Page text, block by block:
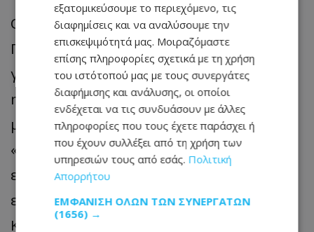
Ο κ. Καραβίας ανέφερε επίσης ότι την
Πέμπτη ο Όμιλος θα εγκαινιάσει τα
γραφεία του στο Μουμπάι, ώστε να γίνει
η πρώτη ελληνική και κυπριακή τράπεζα
με φυσική παρουσία στην Ινδία.
«Ελπίζουμε ότι μέσω αυτού θα
ενισχύσουμε τις ροές εμπορίου και
επενδύσεων μεταξύ των δύο περιοχών.
Και θα θέλαμε να προωθήσουμε την ιδέα
εξατομικεύσουμε το περιεχόμενο, τις
διαφημίσεις και να αναλύσουμε την
επισκεψιμότητά μας. Μοιραζόμαστε
επίσης πληροφορίες σχετικά με τη χρήση
του ιστότοπού μας με τους συνεργάτες
διαφήμισης και ανάλυσης, οι οποίοι
ενδέχεται να τις συνδυάσουν με άλλες
πληροφορίες που τους έχετε παράσχει ή
που έχουν συλλέξει από τη χρήση των
υπηρεσιών τους από εσάς. Πολιτική
Απορρήτου
ΕΜΦΆΝΙΣΗ ΌΛΩΝ ΤΩΝ ΣΥΝΕΡΓΑΤΏΝ
(1656) →